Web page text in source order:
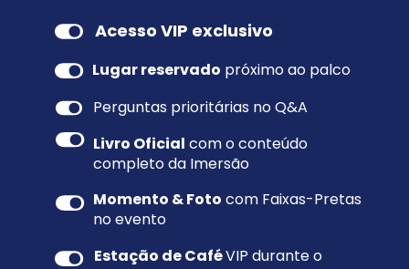
Acesso VIP exclusivo
Lugar reservado próximo ao palco
Perguntas prioritárias no Q&A
Livro Oficial com o conteúdo
completo da Imersão
Momento & Foto com Faixas-Pretas
no evento
Estação de Café VIP durante o